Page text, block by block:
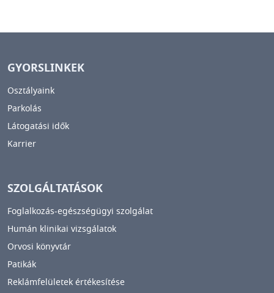
GYORSLINKEK
Osztályaink
Parkolás
Látogatási idők
Karrier
SZOLGÁLTATÁSOK
Foglalkozás-egészségügyi szolgálat
Humán klinikai vizsgálatok
Orvosi könyvtár
Patikák
Reklámfelületek értékesítése